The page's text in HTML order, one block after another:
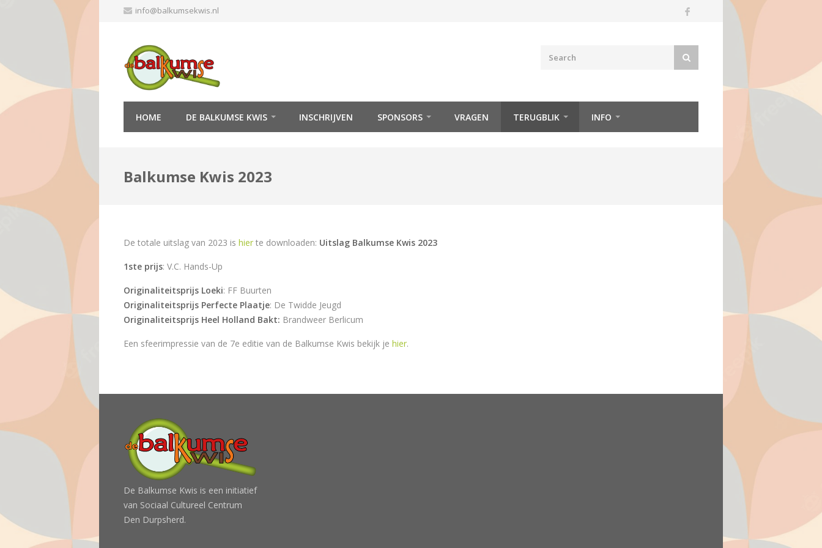
info@balkumsekwis.nl
HOME DE BALKUMSE KWIS INSCHRIJVEN SPONSORS VRAGEN TERUGBLIK INFO
Balkumse Kwis 2023
De totale uitslag van 2023 is hier te downloaden: Uitslag Balkumse Kwis 2023
1ste prijs: V.C. Hands-Up
Originaliteitsprijs Loeki: FF Buurten
Originaliteitsprijs Perfecte Plaatje: De Twidde Jeugd
Originaliteitsprijs Heel Holland Bakt: Brandweer Berlicum
Een sfeerimpressie van de 7e editie van de Balkumse Kwis bekijk je hier.
De Balkumse Kwis is een initiatief
van Sociaal Cultureel Centrum
Den Durpsherd.